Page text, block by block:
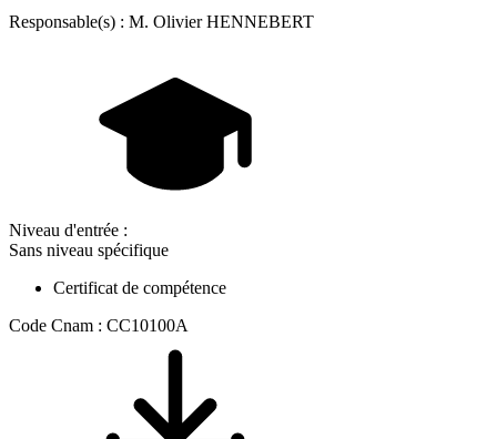
Responsable(s) : M. Olivier HENNEBERT
Niveau d'entrée :
Sans niveau spécifique
Certificat de compétence
Code Cnam : CC10100A